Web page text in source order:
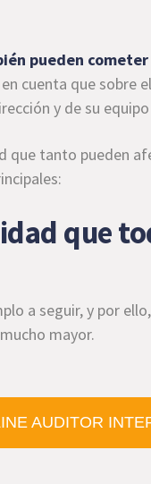
pueden
cuenta que sobre
y de su
que tanto pueden
que
a seguir, y por
mayor.
AUDITOR